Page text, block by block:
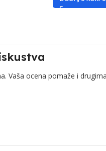
Vaša ocena pomaže i